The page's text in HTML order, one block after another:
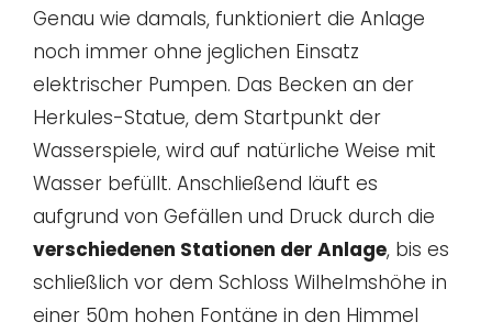
Genau wie damals, funktioniert die Anlage
noch immer ohne jeglichen Einsatz
elektrischer Pumpen. Das Becken an der
Herkules-Statue, dem Startpunkt der
Wasserspiele, wird auf natürliche Weise mit
Wasser befüllt. Anschließend läuft es
aufgrund von Gefällen und Druck durch die
verschiedenen Stationen der Anlage, bis es
schließlich vor dem Schloss Wilhelmshöhe in
einer 50m hohen Fontäne in den Himmel